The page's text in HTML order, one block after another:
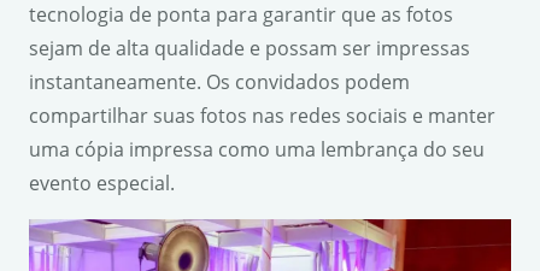
tecnologia de ponta para garantir que as fotos
sejam de alta qualidade e possam ser impressas
instantaneamente. Os convidados podem
compartilhar suas fotos nas redes sociais e manter
uma cópia impressa como uma lembrança do seu
evento especial.